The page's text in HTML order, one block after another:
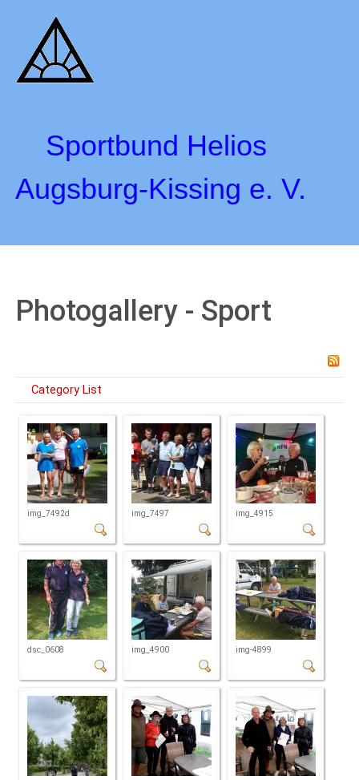
Sportbund Helios
Augsburg-Kissing e. V.
Photogallery - Sport
Category List
img_7492d img_7497 img_4915
dsc_0608 img_4900 img-4899